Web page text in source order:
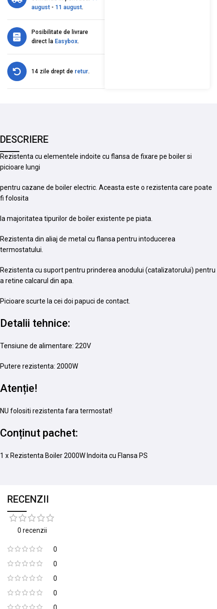
august - 11 august.
Posibilitate de livrare
direct la Easybox.
14 zile drept de retur.
DESCRIERE
Rezistenta cu elementele indoite cu flansa de fixare pe boiler si
picioare lungi
pentru cazane de boiler electric. Aceasta este o rezistenta care poate
fi folosita
la majoritatea tipurilor de boiler existente pe piata.
Rezistenta din aliaj de metal cu flansa pentru intoducerea
termostatului.
Rezistenta cu suport pentru prinderea anodului (catalizatorului) pentru
a retine calcarul din apa.
Picioare scurte la cei doi papuci de contact.
Detalii tehnice:
Tensiune de alimentare: 220V
Putere rezistenta: 2000W
Atenție!
NU folositi rezistenta fara termostat!
Conținut pachet:
1 x Rezistenta Boiler 2000W Indoita cu Flansa PS
RECENZII
0 recenzii
0
0
0
0